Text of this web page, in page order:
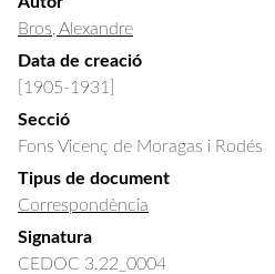
Bros, Alexandre
Data de creació
[1905-1931]
Secció
Fons Vicenç de Moragas i Rodés
Tipus de document
Correspondència
Signatura
CEDOC 3.22_0004